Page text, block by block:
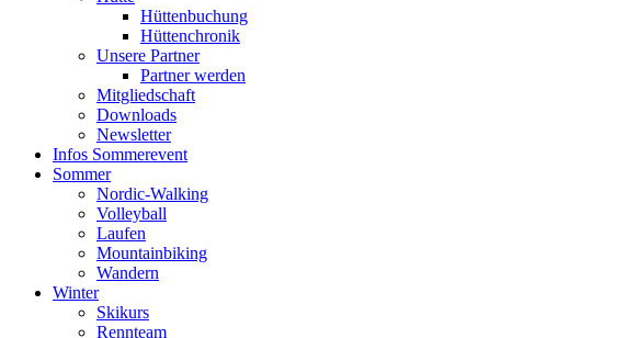
Hüttenbuchung
Hüttenchronik
Unsere Partner
Partner werden
Mitgliedschaft
Downloads
Newsletter
Infos Sommerevent
Sommer
Nordic-Walking
Volleyball
Laufen
Mountainbiking
Wandern
Winter
Skikurs
Rennteam